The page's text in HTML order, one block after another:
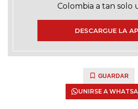
Colombia a tan solo
DESCARGUE LA
GUARDAR
UNIRSE A